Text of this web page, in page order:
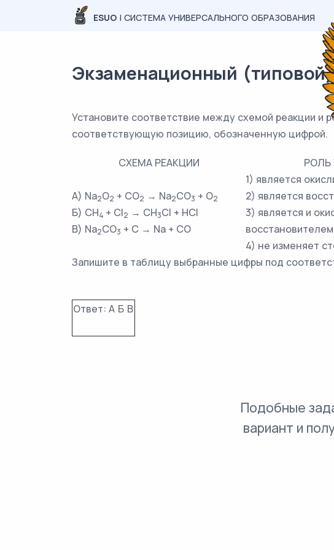
ESUO | СИСТЕМА УНИВЕРСАЛЬНОГО ОБРАЗОВАНИЯ
Экзаменационный
Установите соответствие между схемой реакции и
соответствующую позицию, обозначенную цифрой.
СХЕМА РЕАКЦИИ РОЛЬ
А) Na2O2 + CO2 → Na2CO3 + O2
Б) CH4 + Cl2 → CH3Cl + HCl
В) Na2CO3 + C → Na + CO
1) является
2) является
3) является и
восстановителем
4) не изменяет
Запишите в таблицу выбранные цифры под
Ответ: А Б В
Подобные
вариант и